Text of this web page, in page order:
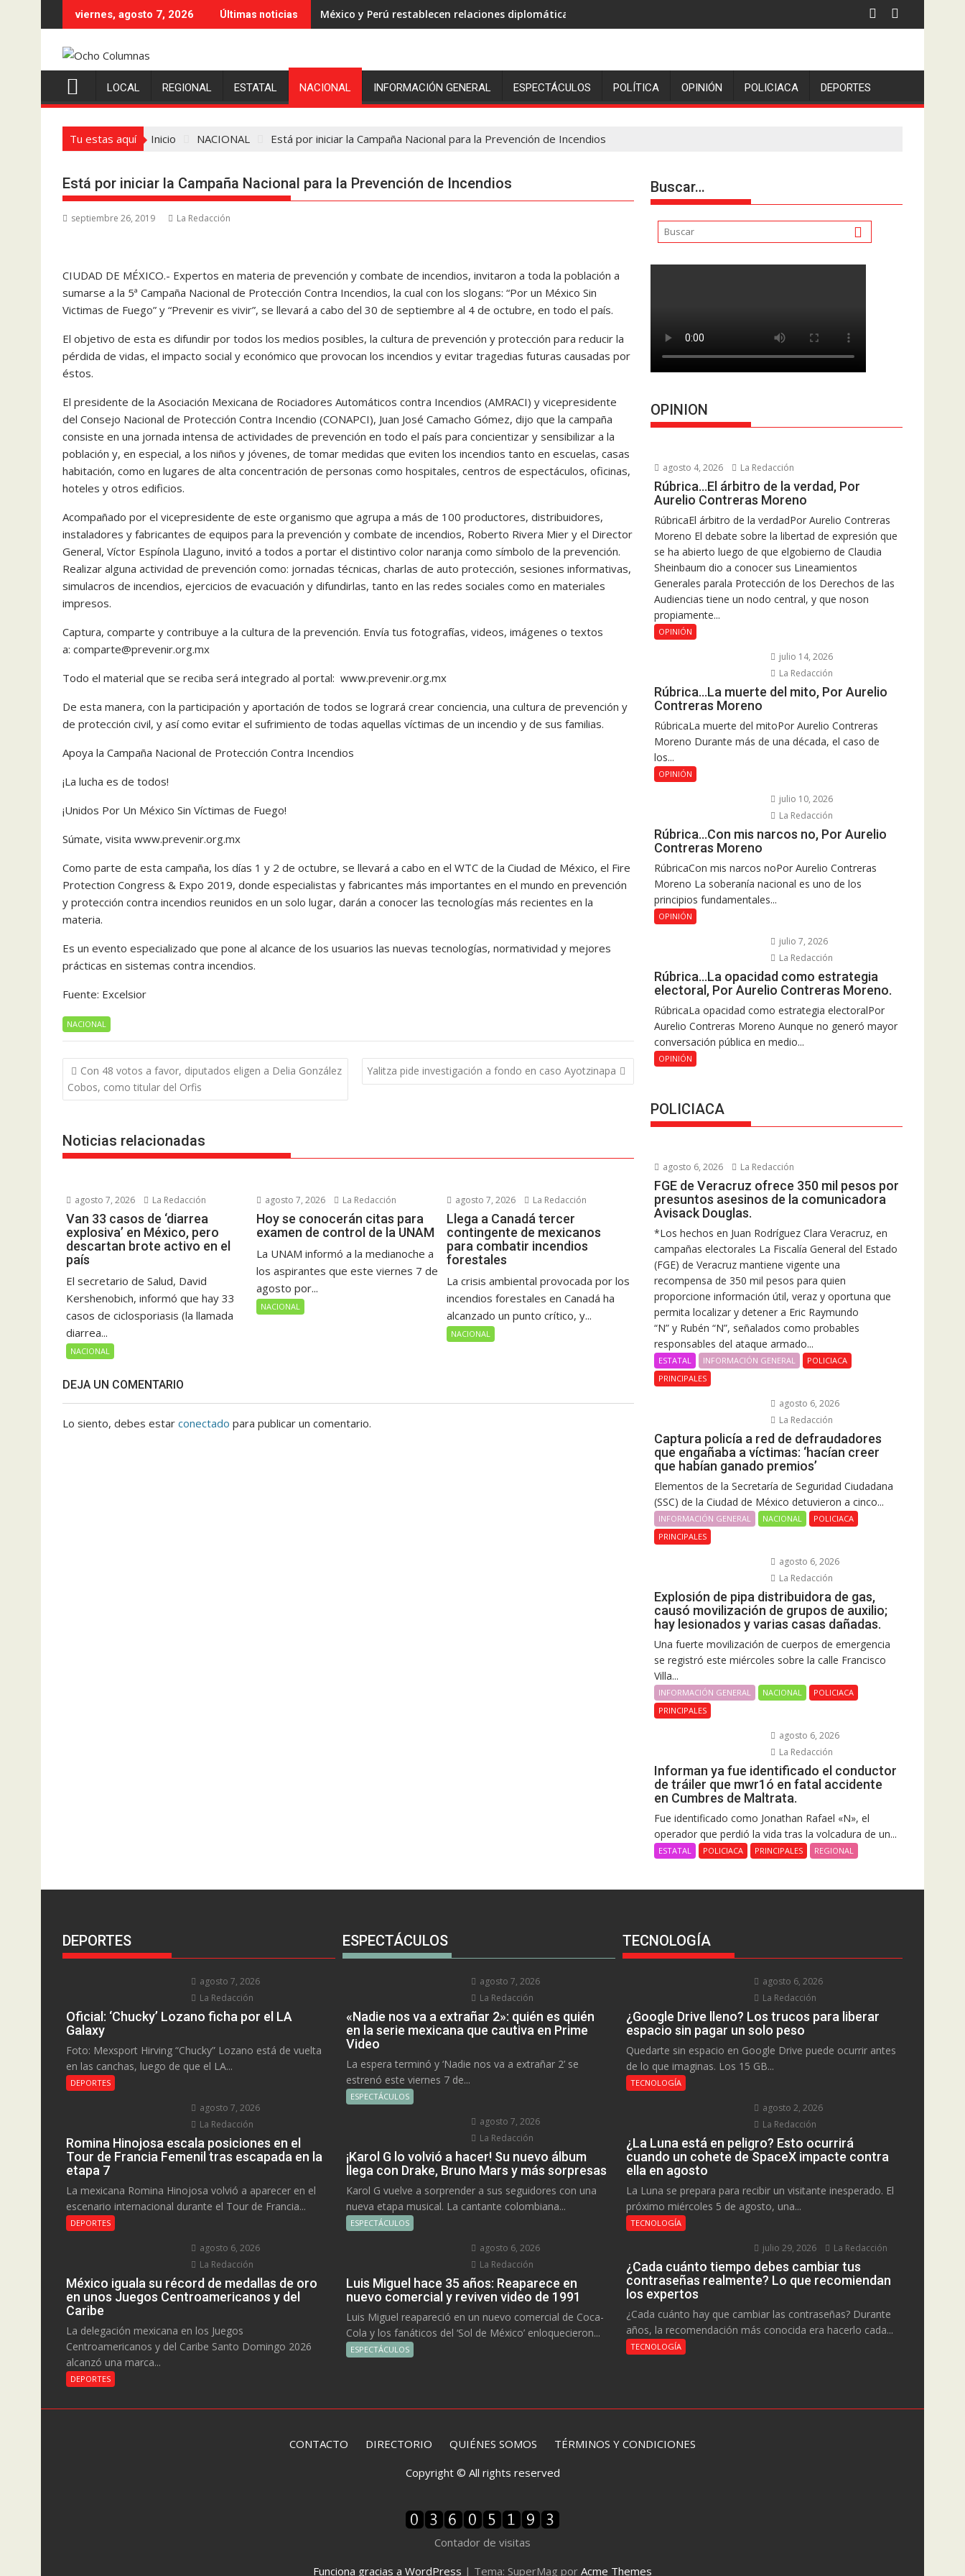
al
viernes, agosto 7, 2026 Últimas noticias México y Perú restablecen relaciones diplomáticas
LOCAL REGIONAL ESTATAL NACIONAL INFORMACIÓN GENERAL ESPECTÁCULOS POLÍTICA OPINIÓN POLICIACA DEPORTES
Tu estas aquí Inicio NACIONAL Está por iniciar la Campaña Nacional para la Prevención de Incendios
Está por iniciar la Campaña Nacional para la Prevención de Incendios
septiembre 26, 2019 La Redacción
CIUDAD DE MÉXICO.- Expertos en materia de prevención y combate de incendios, invitaron a toda la población a
sumarse a la 5ª Campaña Nacional de Protección Contra Incendios, la cual con los slogans: “Por un México Sin
Victimas de Fuego” y “Prevenir es vivir”, se llevará a cabo del 30 de septiembre al 4 de octubre, en todo el país.
El objetivo de esta es difundir por todos los medios posibles, la cultura de prevención y protección para reducir la
pérdida de vidas, el impacto social y económico que provocan los incendios y evitar tragedias futuras causadas por
éstos.
El presidente de la Asociación Mexicana de Rociadores Automáticos contra Incendios (AMRACI) y vicepresidente
del Consejo Nacional de Protección Contra Incendio (CONAPCI), Juan José Camacho Gómez, dijo que la campaña
consiste en una jornada intensa de actividades de prevención en todo el país para concientizar y sensibilizar a la
población y, en especial, a los niños y jóvenes, de tomar medidas que eviten los incendios tanto en escuelas, casas
habitación, como en lugares de alta concentración de personas como hospitales, centros de espectáculos, oficinas,
hoteles y otros edificios.
Acompañado por el vicepresidente de este organismo que agrupa a más de 100 productores, distribuidores,
instaladores y fabricantes de equipos para la prevención y combate de incendios, Roberto Rivera Mier y el Director
General, Víctor Espínola Llaguno, invitó a todos a portar el distintivo color naranja como símbolo de la prevención.
Realizar alguna actividad de prevención como: jornadas técnicas, charlas de auto protección, sesiones informativas,
simulacros de incendios, ejercicios de evacuación y difundirlas, tanto en las redes sociales como en materiales
impresos.
Captura, comparte y contribuye a la cultura de la prevención. Envía tus fotografías, videos, imágenes o textos
a: comparte@prevenir.org.mx
Todo el material que se reciba será integrado al portal: www.prevenir.org.mx
De esta manera, con la participación y aportación de todos se logrará crear conciencia, una cultura de prevención y
de protección civil, y así como evitar el sufrimiento de todas aquellas víctimas de un incendio y de sus familias.
Apoya la Campaña Nacional de Protección Contra Incendios
¡La lucha es de todos!
¡Unidos Por Un México Sin Víctimas de Fuego!
Súmate, visita www.prevenir.org.mx
Como parte de esta campaña, los días 1 y 2 de octubre, se llevará a cabo en el WTC de la Ciudad de México, el Fire
Protection Congress & Expo 2019, donde especialistas y fabricantes más importantes en el mundo en prevención
y protección contra incendios reunidos en un solo lugar, darán a conocer las tecnologías más recientes en la
materia.
Es un evento especializado que pone al alcance de los usuarios las nuevas tecnologías, normatividad y mejores
prácticas en sistemas contra incendios.
Fuente: Excelsior
NACIONAL
Navegación
de
entradas
Con 48 votos a favor, diputados eligen a Delia González
Cobos, como titular del Orfis
Yalitza pide investigación a fondo en caso Ayotzinapa
Noticias relacionadas
agosto 7, 2026 La Redacción
Van 33 casos de ‘diarrea
explosiva’ en México, pero
descartan brote activo en el
país
El secretario de Salud, David
Kershenobich, informó que hay 33
casos de ciclosporiasis (la llamada
diarrea...
NACIONAL
agosto 7, 2026 La Redacción
Hoy se conocerán citas para
examen de control de la UNAM
La UNAM informó a la medianoche a
los aspirantes que este viernes 7 de
agosto por...
NACIONAL
agosto 7, 2026 La Redacción
Llega a Canadá tercer
contingente de mexicanos
para combatir incendios
forestales
La crisis ambiental provocada por los
incendios forestales en Canadá ha
alcanzado un punto crítico, y...
NACIONAL
DEJA UN COMENTARIO
Lo siento, debes estar conectado para publicar un comentario.
Buscar…
OPINION
agosto 4, 2026 La Redacción
Rúbrica…El árbitro de la verdad, Por
Aurelio Contreras Moreno
RúbricaEl árbitro de la verdadPor Aurelio Contreras
Moreno El debate sobre la libertad de expresión que
se ha abierto luego de que elgobierno de Claudia
Sheinbaum dio a conocer sus Lineamientos
Generales parala Protección de los Derechos de las
Audiencias tiene un nodo central, y que noson
propiamente...
OPINIÓN
julio 14, 2026
La Redacción
Rúbrica…La muerte del mito, Por Aurelio
Contreras Moreno
RúbricaLa muerte del mitoPor Aurelio Contreras
Moreno Durante más de una década, el caso de
los...
OPINIÓN
julio 10, 2026
La Redacción
Rúbrica…Con mis narcos no, Por Aurelio
Contreras Moreno
RúbricaCon mis narcos noPor Aurelio Contreras
Moreno La soberanía nacional es uno de los
principios fundamentales...
OPINIÓN
julio 7, 2026
La Redacción
Rúbrica…La opacidad como estrategia
electoral, Por Aurelio Contreras Moreno.
RúbricaLa opacidad como estrategia electoralPor
Aurelio Contreras Moreno Aunque no generó mayor
conversación pública en medio...
OPINIÓN
POLICIACA
agosto 6, 2026 La Redacción
FGE de Veracruz ofrece 350 mil pesos por
presuntos asesinos de la comunicadora
Avisack Douglas.
*Los hechos en Juan Rodríguez Clara Veracruz, en
campañas electorales La Fiscalía General del Estado
(FGE) de Veracruz mantiene vigente una
recompensa de 350 mil pesos para quien
proporcione información útil, veraz y oportuna que
permita localizar y detener a Eric Raymundo
“N” y Rubén “N”, señalados como probables
responsables del ataque armado...
ESTATAL INFORMACIÓN GENERAL
POLICIACA
PRINCIPALES
agosto 6, 2026
La Redacción
Captura policía a red de defraudadores
que engañaba a víctimas: ‘hacían creer
que habían ganado premios’
Elementos de la Secretaría de Seguridad Ciudadana
(SSC) de la Ciudad de México detuvieron a cinco...
INFORMACIÓN GENERAL NACIONAL
POLICIACA
PRINCIPALES
agosto 6, 2026
La Redacción
Explosión de pipa distribuidora de gas,
causó movilización de grupos de auxilio;
hay lesionados y varias casas dañadas.
Una fuerte movilización de cuerpos de emergencia
se registró este miércoles sobre la calle Francisco
Villa...
INFORMACIÓN GENERAL NACIONAL
POLICIACA
PRINCIPALES
agosto 6, 2026
La Redacción
Informan ya fue identificado el conductor
de tráiler que mwr1ó en fatal accidente
en Cumbres de Maltrata.
Fue identificado como Jonathan Rafael «N», el
operador que perdió la vida tras la volcadura de un...
ESTATAL POLICIACA PRINCIPALES REGIONAL
DEPORTES
agosto 7, 2026
La Redacción
Oficial: ‘Chucky’ Lozano ficha por el LA
Galaxy
Foto: Mexsport Hirving “Chucky” Lozano está de vuelta
en las canchas, luego de que el LA...
DEPORTES
agosto 7, 2026
La Redacción
Romina Hinojosa escala posiciones en el
Tour de Francia Femenil tras escapada en la
etapa 7
La mexicana Romina Hinojosa volvió a aparecer en el
escenario internacional durante el Tour de Francia...
DEPORTES
agosto 6, 2026
La Redacción
México iguala su récord de medallas de oro
en unos Juegos Centroamericanos y del
Caribe
La delegación mexicana en los Juegos
Centroamericanos y del Caribe Santo Domingo 2026
alcanzó una marca...
DEPORTES
ESPECTÁCULOS
agosto 7, 2026
La Redacción
«Nadie nos va a extrañar 2»: quién es quién
en la serie mexicana que cautiva en Prime
Video
La espera terminó y ‘Nadie nos va a extrañar 2’ se
estrenó este viernes 7 de...
ESPECTÁCULOS
agosto 7, 2026
La Redacción
¡Karol G lo volvió a hacer! Su nuevo álbum
llega con Drake, Bruno Mars y más sorpresas
Karol G vuelve a sorprender a sus seguidores con una
nueva etapa musical. La cantante colombiana...
ESPECTÁCULOS
agosto 6, 2026
La Redacción
Luis Miguel hace 35 años: Reaparece en
nuevo comercial y reviven video de 1991
Luis Miguel reapareció en un nuevo comercial de Coca-
Cola y los fanáticos del ‘Sol de México’ enloquecieron...
ESPECTÁCULOS
TECNOLOGÍA
agosto 6, 2026
La Redacción
¿Google Drive lleno? Los trucos para liberar
espacio sin pagar un solo peso
Quedarte sin espacio en Google Drive puede ocurrir antes
de lo que imaginas. Los 15 GB...
TECNOLOGÍA
agosto 2, 2026
La Redacción
¿La Luna está en peligro? Esto ocurrirá
cuando un cohete de SpaceX impacte contra
ella en agosto
La Luna se prepara para recibir un visitante inesperado. El
próximo miércoles 5 de agosto, una...
TECNOLOGÍA
julio 29, 2026 La Redacción
¿Cada cuánto tiempo debes cambiar tus
contraseñas realmente? Lo que recomiendan
los expertos
¿Cada cuánto hay que cambiar las contraseñas? Durante
años, la recomendación más conocida era hacerlo cada...
TECNOLOGÍA
CONTACTO DIRECTORIO QUIÉNES SOMOS TÉRMINOS Y CONDICIONES
Copyright © All rights reserved
Contador de visitas
Funciona gracias a WordPress | Tema: SuperMag por Acme Themes